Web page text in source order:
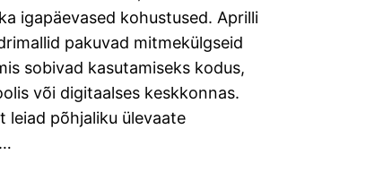
igapäevased kohustused. Aprilli
pakuvad mitmekülgseid
sobivad kasutamiseks kodus,
või digitaalses keskkonnas.
leiad põhjaliku ülevaate